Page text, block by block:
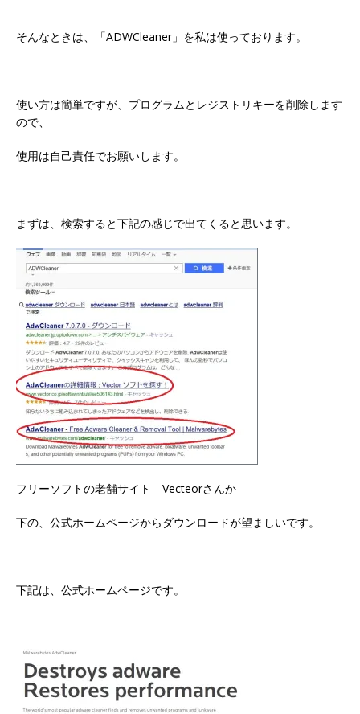
そんなときは、「ADWCleaner」を私は使っております。
使い方は簡単ですが、プログラムとレジストリキーを削除します
ので、
使用は自己責任でお願いします。
まずは、検索すると下記の感じで出てくると思います。
フリーソフトの老舗サイト Vecteorさんか
下の、公式ホームページからダウンロードが望ましいです。
下記は、公式ホームページです。